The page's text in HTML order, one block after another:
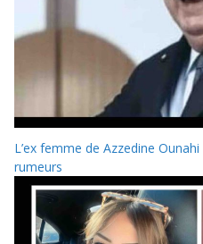
L’ex femme de Azzedine
rumeurs